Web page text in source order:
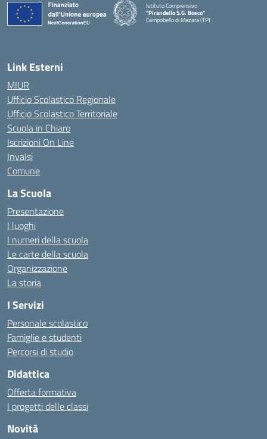
Istituto Comprensivo
"Pirandello S.G. Bosco"
Campobello di Mazara (TP)
— Visita la pagina iniziale della scuola
Link Esterni
MIUR
Ufficio Scolastico Regionale
Ufficio Scolastico Territoriale
Scuola in Chiaro
Iscrizioni On Line
Invalsi
Comune
La Scuola
Presentazione
I luoghi
I numeri della scuola
Le carte della scuola
Organizzazione
La storia
I Servizi
Personale scolastico
Famiglie e studenti
Percorsi di studio
Didattica
Offerta formativa
I progetti delle classi
Novità